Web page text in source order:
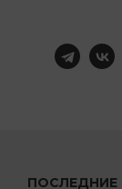
ПОСЛЕДНИЕ